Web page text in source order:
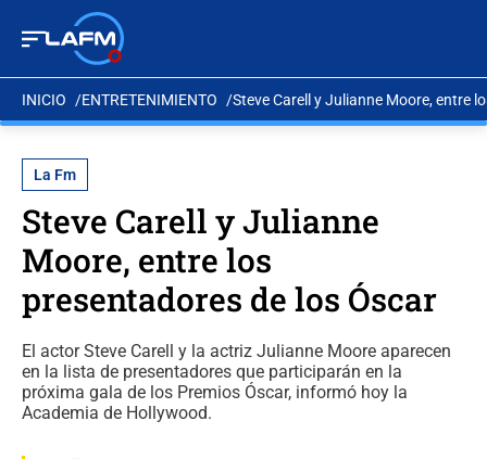
INICIO ENTRETENIMIENTO Steve Carell y Julianne Moore, entre
La Fm
Steve Carell y Julianne
Moore, entre los
presentadores de los Óscar
El actor Steve Carell y la actriz Julianne Moore aparecen
en la lista de presentadores que participarán en la
próxima gala de los Premios Óscar, informó hoy la
Academia de Hollywood.